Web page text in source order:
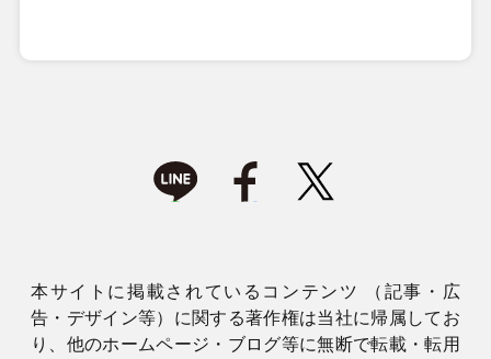
本サイトに掲載されているコンテンツ （記事・広
告・デザイン等）に関する著作権は当社に帰属してお
り、他のホームページ・ブログ等に無断で転載・転用